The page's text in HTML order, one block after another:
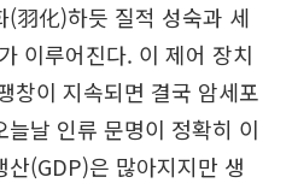
(羽化)하듯 질적 성숙과 세
이루어진다. 이 제어 장치
창이 지속되면 결국 암세포
날 인류 문명이 정확히 이
(GDP)은 많아지지만 생